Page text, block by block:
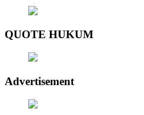
QUOTE HUKUM
Advertisement